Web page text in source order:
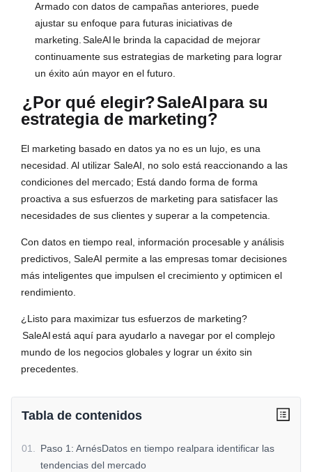
Armado con datos de campañas anteriores, puede
ajustar su enfoque para futuras iniciativas de
marketing.SaleAI le brinda la capacidad de mejorar
continuamente sus estrategias de marketing para lograr
un éxito aún mayor en el futuro.
¿Por qué elegir?SaleAIpara su
estrategia de marketing?
El marketing basado en datos ya no es un lujo, es una
necesidad. Al utilizar SaleAI, no solo está reaccionando a las
condiciones del mercado; Está dando forma de forma
proactiva a sus esfuerzos de marketing para satisfacer las
necesidades de sus clientes y superar a la competencia.
Con datos en tiempo real, información procesable y análisis
predictivos, SaleAI permite a las empresas tomar decisiones
más inteligentes que impulsen el crecimiento y optimicen el
rendimiento.
¿Listo para maximizar tus esfuerzos de marketing?
SaleAIestá aquí para ayudarlo a navegar por el complejo
mundo de los negocios globales y lograr un éxito sin
precedentes.
Tabla de contenidos
01
Paso 1: ArnésDatos en tiempo realpara identificar las
tendencias del mercado